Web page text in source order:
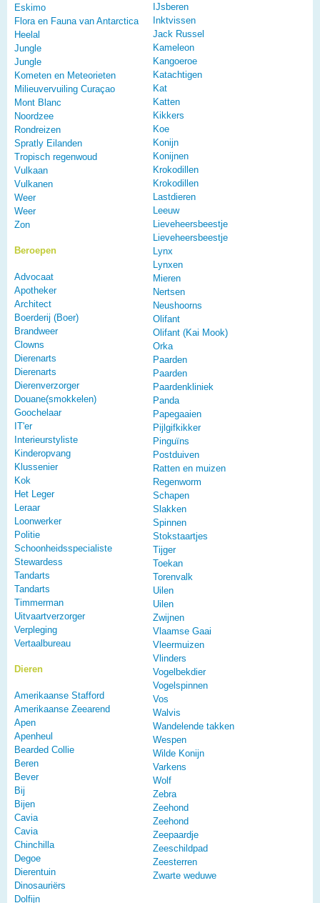
Eskimo
Flora en Fauna van Antarctica
Heelal
Jungle
Jungle
Kometen en Meteorieten
Milieuvervuiling Curaçao
Mont Blanc
Noordzee
Rondreizen
Spratly Eilanden
Tropisch regenwoud
Vulkaan
Vulkanen
Weer
Weer
Zon
Beroepen
Advocaat
Apotheker
Architect
Boerderij (Boer)
Brandweer
Clowns
Dierenarts
Dierenarts
Dierenverzorger
Douane(smokkelen)
Goochelaar
IT'er
Interieurstyliste
Kinderopvang
Klussenier
Kok
Het Leger
Leraar
Loonwerker
Politie
Schoonheidsspecialiste
Stewardess
Tandarts
Tandarts
Timmerman
Uitvaartverzorger
Verpleging
Vertaalbureau
Dieren
Amerikaanse Stafford
Amerikaanse Zeearend
Apen
Apenheul
Bearded Collie
Beren
Bever
Bij
Bijen
Cavia
Cavia
Chinchilla
Degoe
Dierentuin
Dinosauriërs
Dolfijn
IJsberen
Inktvissen
Jack Russel
Kameleon
Kangoeroe
Katachtigen
Kat
Katten
Kikkers
Koe
Konijn
Konijnen
Krokodillen
Krokodillen
Lastdieren
Leeuw
Lieveheersbeestje
Lieveheersbeestje
Lynx
Lynxen
Mieren
Nertsen
Neushoorns
Olifant
Olifant (Kai Mook)
Orka
Paarden
Paarden
Paardenkliniek
Panda
Papegaaien
Pijlgifkikker
Pinguïns
Postduiven
Ratten en muizen
Regenworm
Schapen
Slakken
Spinnen
Stokstaartjes
Tijger
Toekan
Torenvalk
Uilen
Uilen
Zwijnen
Vlaamse Gaai
Vleermuizen
Vlinders
Vogelbekdier
Vogelspinnen
Vos
Walvis
Wandelende takken
Wespen
Wilde Konijn
Varkens
Wolf
Zebra
Zeehond
Zeehond
Zeepaardje
Zeeschildpad
Zeesterren
Zwarte weduwe